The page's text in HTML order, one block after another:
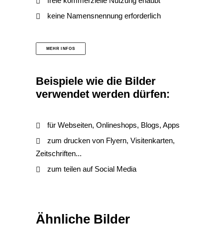
keine Namensnennung erforderlich
MEHR INFOS
Beispiele wie die Bilder
verwendet werden dürfen:
für Webseiten, Onlineshops, Blogs, Apps
zum drucken von Flyern, Visitenkarten,
Zeitschriften...
zum teilen auf Social Media
Ähnliche Bilder